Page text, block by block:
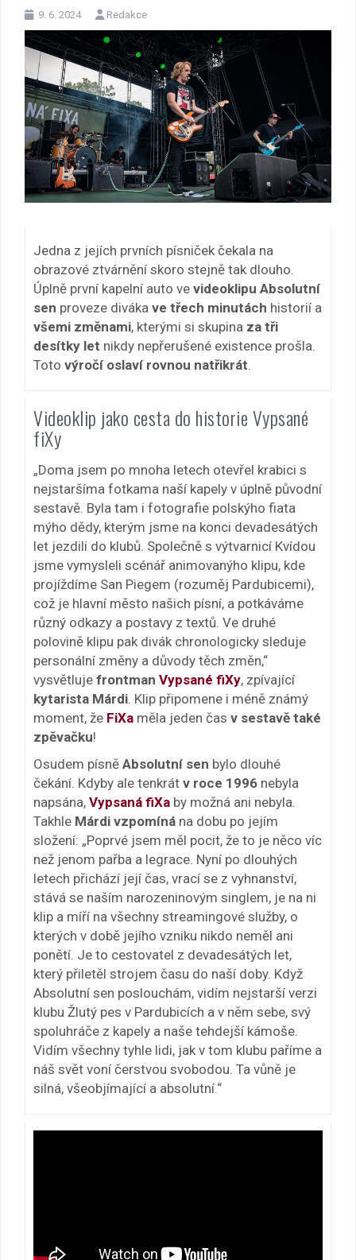
9. 6. 2024 Redakce
Jedna z jejích prvních písniček čekala na
obrazové ztvárnění skoro stejně tak dlouho.
Úplně první kapelní auto ve videoklipu Absolutní
sen proveze diváka ve třech minutách historií a
všemi změnami, kterými si skupina za tři
desítky let nikdy nepřerušené existence prošla.
Toto výročí oslaví rovnou natřikrát
Videoklip jako cesta do historie Vypsané
fiXy
„Doma jsem po mnoha letech otevřel krabici s
nejstaršíma fotkama naší kapely v úplně původní
sestavě. Byla tam i fotografie polskýho fiata
mýho dědy, kterým jsme na konci devadesátých
let jezdili do klubů. Společně s výtvarnicí Kvídou
jsme vymysleli scénář animovanýho klipu, kde
projíždíme San Piegem (rozuměj Pardubicemi),
což je hlavní město našich písní, a potkáváme
různý odkazy a postavy z textů. Ve druhé
polovině klipu pak divák chronologicky sleduje
personální změny a důvody těch změn,“
vysvětluje frontman Vypsané fiXy, zpívající
kytarista Márdi . Klip připomene i méně známý
moment, že FiXa měla jeden čas v sestavě také
zpěvačku!
Osudem písně Absolutní sen bylo dlouhé
čekání. Kdyby ale tenkrát v roce 1996 nebyla
napsána, Vypsaná fiXa by možná ani nebyla.
Takhle Márdi vzpomíná na dobu po jejím
složení: „Poprvé jsem měl pocit, že to je něco víc
než jenom pařba a legrace. Nyní po dlouhých
letech přichází její čas, vrací se z vyhnanství,
stává se naším narozeninovým singlem, je na ni
klip a míří na všechny streamingové služby, o
kterých v době jejího vzniku nikdo neměl ani
ponětí. Je to cestovatel z devadesátých let,
který přiletěl strojem času do naší doby. Když
Absolutní sen poslouchám, vidím nejstarší verzi
klubu Žlutý pes v Pardubicích a v něm sebe, svý
spoluhráče z kapely a naše tehdejší kámoše.
Vidím všechny tyhle lidi, jak v tom klubu paříme a
náš svět voní čerstvou svobodou. Ta vůně je
silná, všeobjímající a absolutní.“